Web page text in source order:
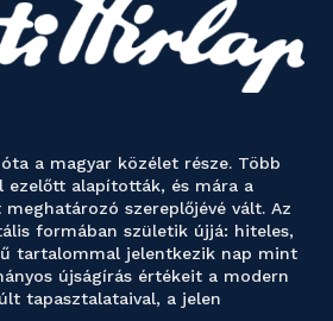
a magyar közélet része. Több
ezelőtt alapították, és mára a
szereplőjévé vált. Az
formában születik újjá: hiteles,
tartalommal jelentkezik nap mint
újságírás értékeit a modern
tapasztalataival, a jelen